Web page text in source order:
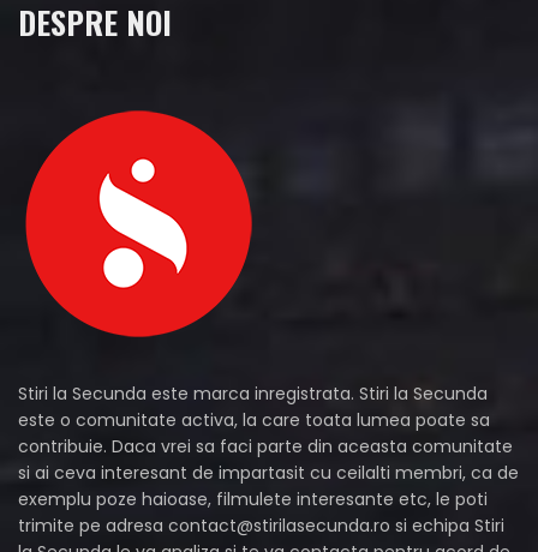
DESPRE NOI
Stiri la Secunda este marca inregistrata. Stiri la Secunda
este o comunitate activa, la care toata lumea poate sa
contribuie. Daca vrei sa faci parte din aceasta comunitate
si ai ceva interesant de impartasit cu ceilalti membri, ca de
exemplu poze haioase, filmulete interesante etc, le poti
trimite pe adresa contact@stirilasecunda.ro si echipa Stiri